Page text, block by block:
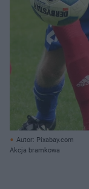
Autor: Pixabay.com
Akcja bramkowa